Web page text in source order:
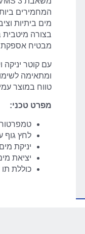
המחמירים
מבטיח אספקת
ומתאימה
טווח במוצר
מפרט טכני:
טמפרטורת הנוזל: בין 30 ל-140
לחץ גוף עבודה
יניקת מים: 1 אינץ' – מאפשרת יניקה יעילה וחלקה
יציאת מים: 1 אינץ' – מבטיחה זרימה חלקה
כוללת